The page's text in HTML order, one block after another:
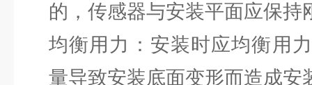
的，传感器与安装平面应保持
均衡用力：安装时应均衡用
量导致安装底面变形而造成安